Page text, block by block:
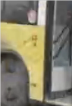
Вечером 24
№18 в
применением
сообщили
«Инцидент
мужчина с
с
пассажирами.
газовый